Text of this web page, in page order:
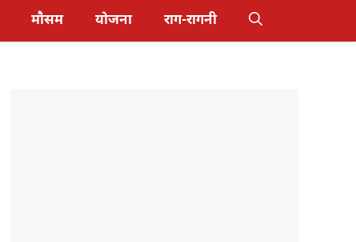
मौसम योजना राग-रागनी